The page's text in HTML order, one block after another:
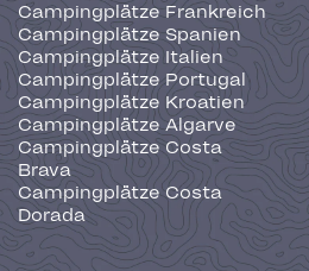
Campingplätze Frankreich
Campingplätze Spanien
Campingplätze Italien
Campingplätze Portugal
Campingplätze Kroatien
Campingplätze Algarve
Campingplätze Costa
Brava
Campingplätze Costa
Dorada